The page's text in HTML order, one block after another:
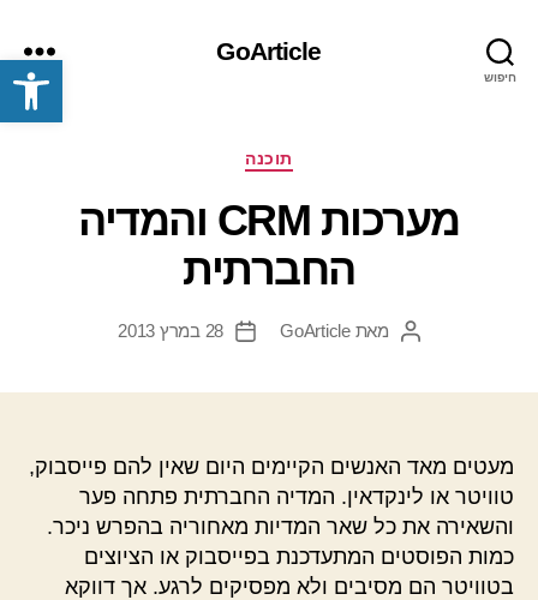
פתח סרגל נגישות חיפוש
GoArticle
תפריט
קטגוריותתוכנה
מערכות CRM והמדיה
החברתית
המחבר
מאתGoArticle
תאריך
28 במרץ 2013
מעטים מאד האנשים הקיימים היום שאין להם פייסבוק,
טוויטר או לינקדאין. המדיה החברתית פתחה פער
והשאירה את כל שאר המדיות מאחוריה בהפרש ניכר.
כמות הפוסטים המתעדכנת בפייסבוק או הציוצים
בטוויטר הם מסיבים ולא מפסיקים לרגע. אך דווקא